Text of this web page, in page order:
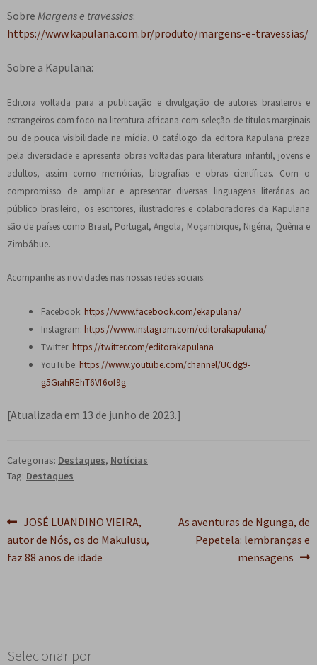
Sobre Margens e travessias:
https://www.kapulana.com.br/produto/margens-e-travessias/
Sobre a Kapulana:
Editora voltada para a publicação e divulgação de autores brasileiros e
estrangeiros com foco na literatura africana com seleção de títulos marginais
ou de pouca visibilidade na mídia. O catálogo da editora Kapulana preza
pela diversidade e apresenta obras voltadas para literatura infantil, jovens e
adultos, assim como memórias, biografias e obras científicas. Com o
compromisso de ampliar e apresentar diversas linguagens literárias ao
público brasileiro, os escritores, ilustradores e colaboradores da Kapulana
são de países como Brasil, Portugal, Angola, Moçambique, Nigéria, Quênia e
Zimbábue.
Acompanhe as novidades nas nossas redes sociais:
Facebook: https://www.facebook.com/ekapulana/
Instagram: https://www.instagram.com/editorakapulana/
Twitter: https://twitter.com/editorakapulana
YouTube: https://www.youtube.com/channel/UCdg9-
g5GiahREhT6Vf6of9g
[Atualizada em 13 de junho de 2023.]
Categorias: Destaques, Notícias
Tag: Destaques
Navegação
de
Post
anterior:
JOSÉ LUANDINO VIEIRA,
autor de Nós, os do Makulusu,
faz 88 anos de idade
Próximo
post:
As aventuras de Ngunga, de
Pepetela: lembranças e
mensagens
Selecionar por